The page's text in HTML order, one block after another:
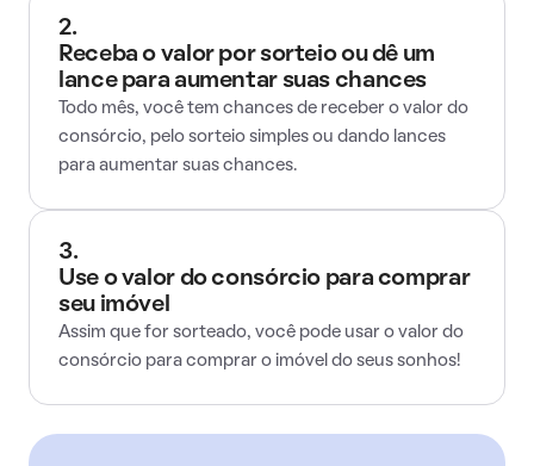
2.
Receba o valor por sorteio ou dê um
lance para aumentar suas chances
Todo mês, você tem chances de receber o valor do
consórcio, pelo sorteio simples ou dando lances
para aumentar suas chances.
3.
Use o valor do consórcio para comprar
seu imóvel
Assim que for sorteado, você pode usar o valor do
consórcio para comprar o imóvel do seus sonhos!